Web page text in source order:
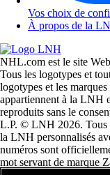
Vos choix de
À propos de la
NHL.com est le site
Tous les logotypes et
logotypes et les
appartiennent à la LNH
reproduits sans le
L.P. © LNH 2026. Tous
la LNH personnalisés
numéros sont
mot servant de marque